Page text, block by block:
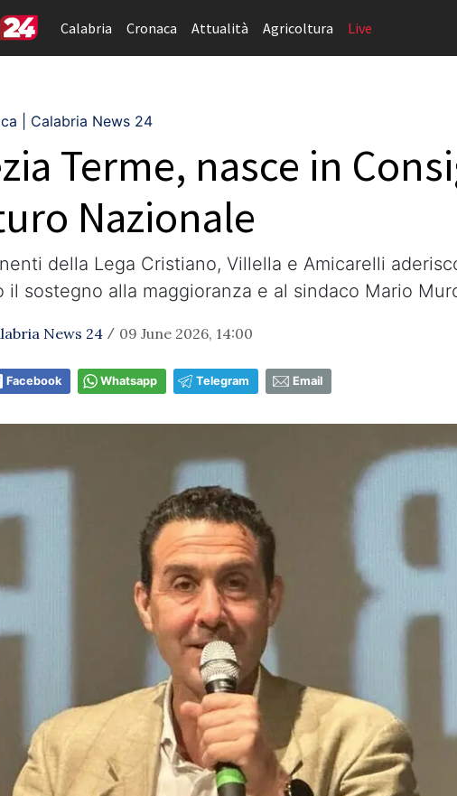
Calabria Cronaca Attualità Agricoltura Live
| Calabria News 24
Terme, nasce in
Nazionale
della Lega Cristiano, Villella e Amicarelli
il sostegno alla maggioranza e al sindaco Mario
News 24 / 09 June 2026, 14:00
Facebook Whatsapp Telegram Email